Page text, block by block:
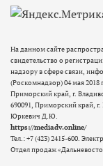
На данном сайте
свидетельство о
надзору в сфере связи,
(Роскомнадзор) 04 мая
Приморский край, г.
690091, Приморский край,
Юркевич Д.Ю.
https://mediadv.online/
Тел.: +7 (423) 2415-600.
Отдел продаж